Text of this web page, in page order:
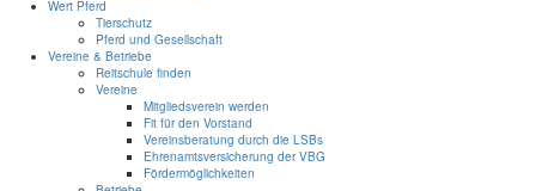
Wert Pferd
Tierschutz
Pferd und Gesellschaft
Vereine & Betriebe
Reitschule finden
Vereine
Mitgliedsverein werden
Fit für den Vorstand
Vereinsberatung durch die LSBs
Ehrenamtsversicherung der VBG
Fördermöglichkeiten